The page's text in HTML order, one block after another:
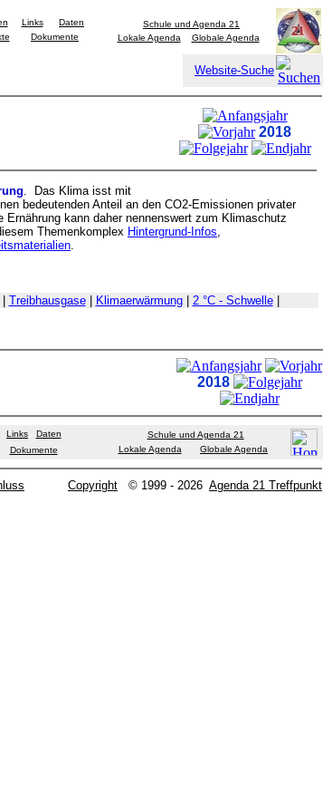
Links
Daten
Dokumente
Schule und Agenda 21
Lokale Agenda
Globale Agenda
Website-Suche
2018
. Das Klima isst mit
bedeutenden Anteil an den CO2-Emissionen privater
Ernährung kann daher nennenswert zum Klimaschutz
Themenkomplex Hintergrund-Infos,
.
Treibhausgase| Klimaerwärmung| 2 °C - Schwelle|
2018
Links
Daten
Dokumente
Schule und Agenda 21
Lokale Agenda
Globale Agenda
Copyright © 1999 - 2026 Agenda 21 Treffpunkt